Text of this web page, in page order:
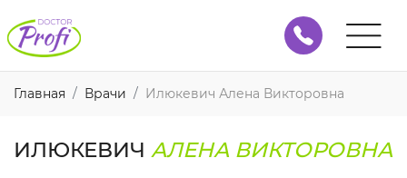
Главная Врачи Илюкевич Алена Викторовна
ИЛЮКЕВИЧ АЛЕНА ВИКТОРОВНА